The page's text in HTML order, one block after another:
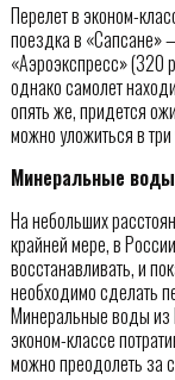
Перелет в эконом-
поездка в «Сапсане»
«Аэроэкспресс» (320
однако самолет
опять же, придется
можно уложиться в
Минеральные
На небольших
крайней мере, в
восстанавливать, и
необходимо сделать
Минеральные воды из
эконом-классе
можно преодолеть за